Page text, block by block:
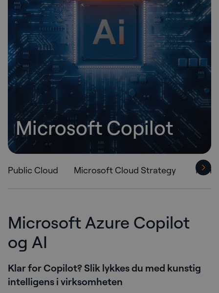
Microsoft Copilot
Public Cloud Microsoft Cloud Strategy
Microsoft Azure Copilot
og AI
Klar for Copilot? Slik lykkes du med kunstig
intelligens i virksomheten